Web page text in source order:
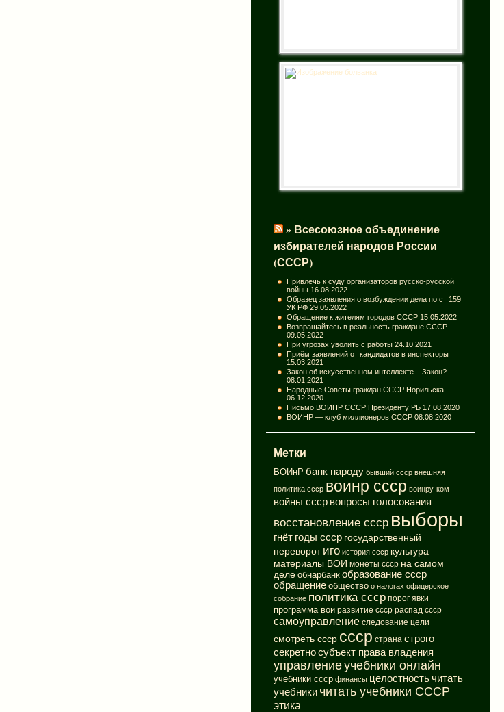
» Всесоюзное объединение
избирателей народов России
(СССР)
Привлечь к суду организаторов русско-русской
войны 16.08.2022
Образец заявления о возбуждении дела по ст 159
УК РФ 29.05.2022
Обращение к жителям городов СССР 15.05.2022
Возвращайтесь в реальность граждане СССР
09.05.2022
При угрозах уволить с работы 24.10.2021
Приём заявлений от кандидатов в инспекторы
15.03.2021
Закон об искусственном интеллекте – Закон?
08.01.2021
Народные Советы граждан СССР Норильска
06.12.2020
Письмо ВОИНР СССР Президенту РБ 17.08.2020
ВОИНР — клуб миллионеров СССР 08.08.2020
Метки
ВОИнР банк народу бывший ссср внешняя
политика ссср воинр ссср воинру-ком
войны ссср вопросы голосования
восстановление ссср выборы
гнёт годы ссср государственный
переворот иго история ссср культура
материалы ВОИ монеты ссср на самом
деле обнарбанк образование ссср
обращение общество о налогах офицерское
собрание политика ссср порог явки
программа вои развитие ссср распад ссср
самоуправление следование цели
смотреть ссср ссср страна строго
секретно субъект права владения
управлениеучебники онлайн
учебники ссср финансы целостность читать
учебники читать учебники СССР
этика